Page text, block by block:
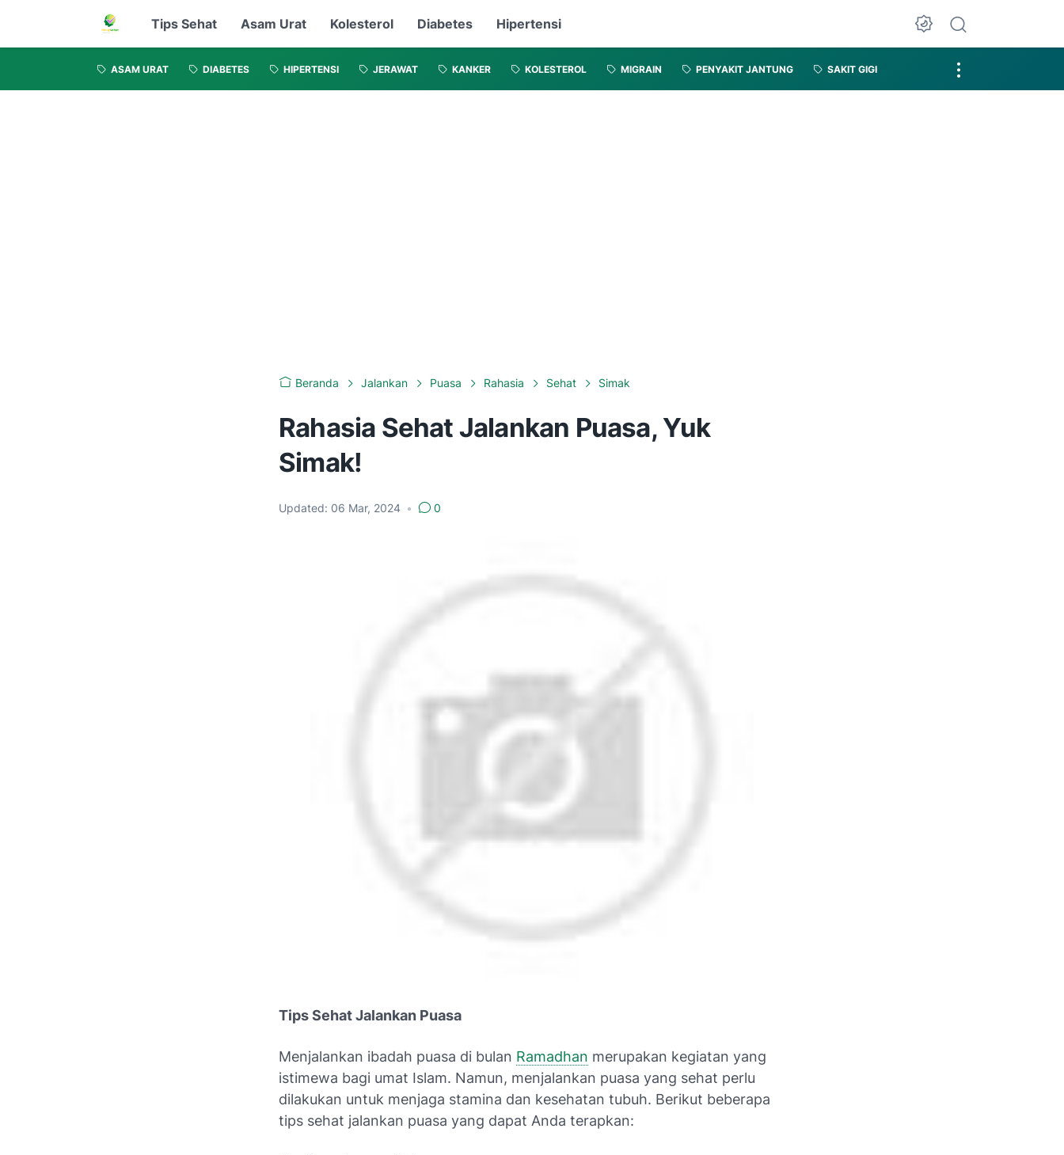
Tips Sehat Asam Urat Kolesterol Diabetes Hipertensi
ASAM URAT DIABETES HIPERTENSI JERAWAT KANKER KOLESTEROL MIGRAIN PENYAKIT JANTUNG SAKIT GIGI
Beranda Jalankan Puasa Rahasia Sehat Simak
Rahasia Sehat Jalankan Puasa, Yuk
Simak!
Updated: 06 Mar, 2024 • 0
Tips Sehat Jalankan Puasa
Menjalankan ibadah puasa di bulan Ramadhan merupakan kegiatan yang
istimewa bagi umat Islam. Namun, menjalankan puasa yang sehat perlu
dilakukan untuk menjaga stamina dan kesehatan tubuh. Berikut beberapa
tips sehat jalankan puasa yang dapat Anda terapkan: